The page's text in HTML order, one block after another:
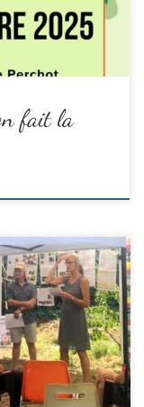
fait la
a eu lieu le samedi
quartier du